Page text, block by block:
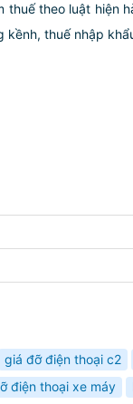
thuế theo luật hiện
kềnh, thuế nhập
giá đỡ điện thoại c2
điện thoại xe máy